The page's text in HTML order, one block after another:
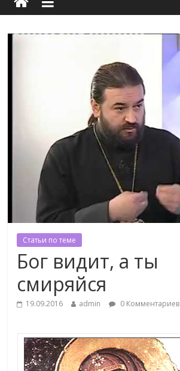
Статьи по теме
Бог видит, а ты
смиряйся
19.09.2016 admin 0 Комментариев